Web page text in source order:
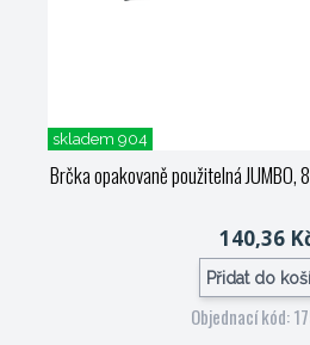
skladem 904
Brčka opakovaně použitelná
140,36
Přidat do
Objednací kód: